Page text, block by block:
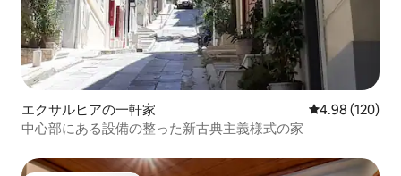
エクサルヒアの一軒家 レビュー120
4.98 (120)
中心部にある設備の整った新古典主義様式の家